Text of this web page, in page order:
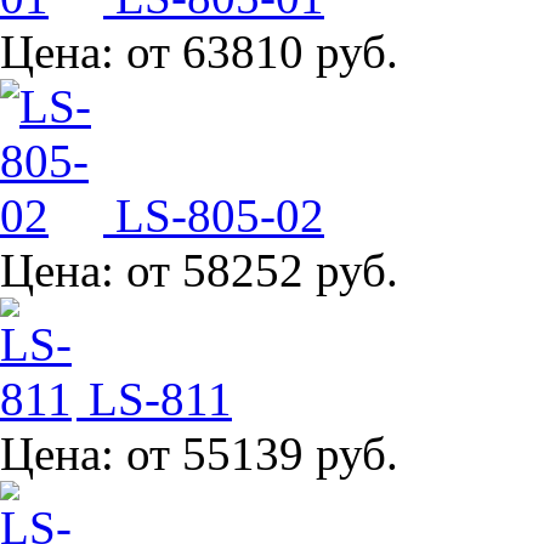
Цена: от 63810 руб.
LS-805-02
Цена: от 58252 руб.
LS-811
Цена: от 55139 руб.